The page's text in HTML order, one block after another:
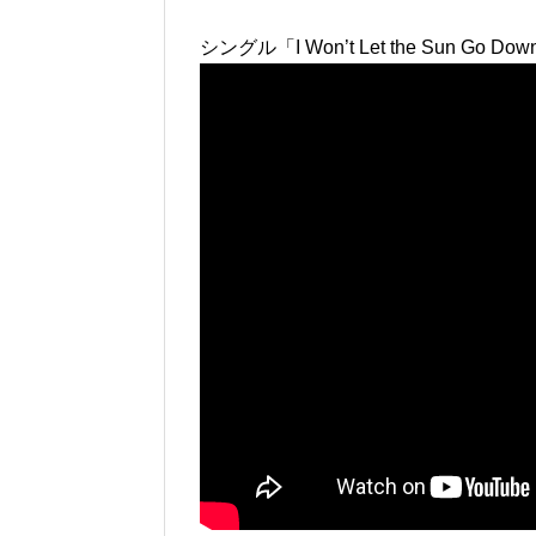
シングル「I Won’t Let the Sun Go